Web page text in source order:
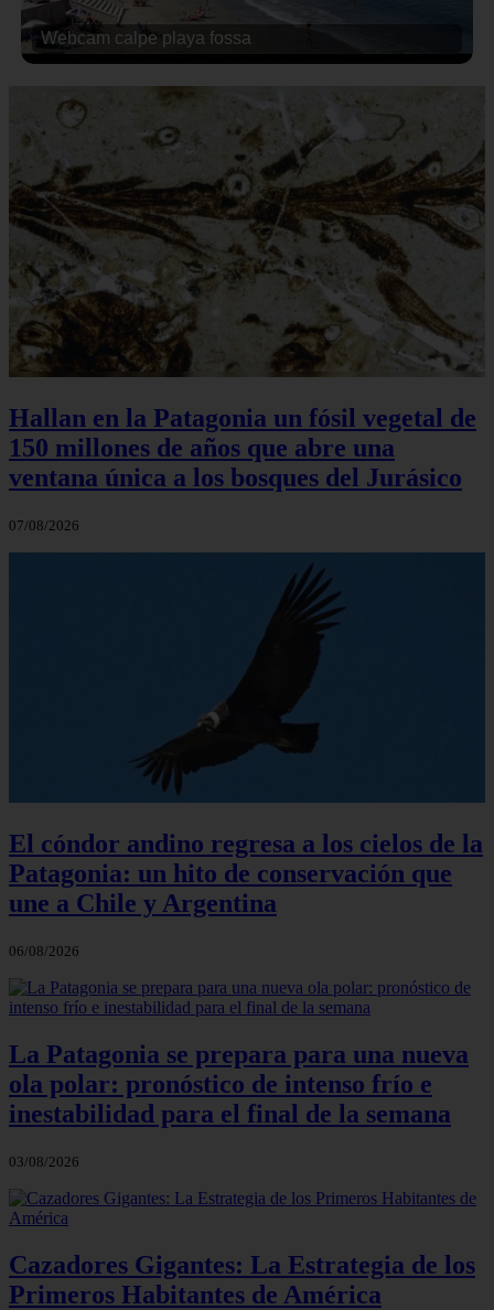
Webcam calpe playa fossa
Hallan en la Patagonia un fósil vegetal de
150 millones de años que abre una
ventana única a los bosques del Jurásico
07/08/2026
El cóndor andino regresa a los cielos de la
Patagonia: un hito de conservación que
une a Chile y Argentina
06/08/2026
La Patagonia se prepara para una nueva
ola polar: pronóstico de intenso frío e
inestabilidad para el final de la semana
03/08/2026
Cazadores Gigantes: La Estrategia de los
Primeros Habitantes de América